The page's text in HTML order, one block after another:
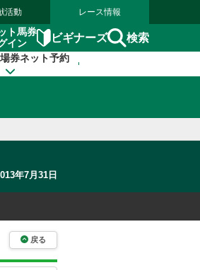
活動 レース情報
ト馬券
イン
ビギナーズ 検索
券ネット予約
年7月31日
戻る